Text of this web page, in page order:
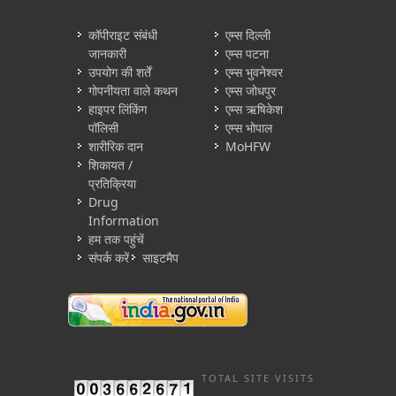
कॉपीराइट संबंधी
जानकारी
उपयोग की शर्तें
गोपनीयता वाले कथन
हाइपर लिंकिंग
पॉलिसी
शारीरिक दान
शिकायत /
प्रतिक्रिया
Drug
Information
हम तक पहुंचें
संपर्क करें
साइटमैप
एम्स दिल्ली
एम्स पटना
एम्स भुवनेश्वर
एम्स जोधपुर
एम्स ऋषिकेश
एम्स भोपाल
MoHFW
TOTAL SITE VISITS